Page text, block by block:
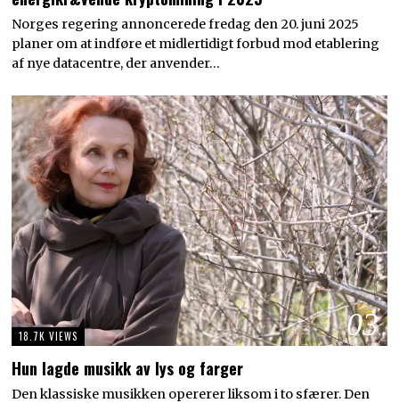
Norges regering annoncerede fredag den 20. juni 2025
planer om at indføre et midlertidigt forbud mod etablering
af nye datacentre, der anvender…
03
18.7K VIEWS
Hun lagde musikk av lys og farger
Den klassiske musikken opererer liksom i to sfærer. Den